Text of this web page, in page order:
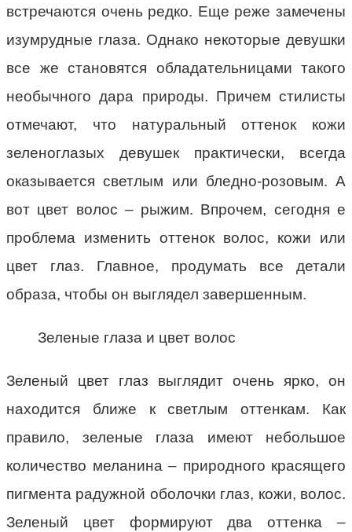
встречаются очень редко. Еще реже замечены
изумрудные глаза. Однако некоторые девушки
все же становятся обладательницами такого
необычного дара природы. Причем стилисты
отмечают, что натуральный оттенок кожи
зеленоглазых девушек практически, всегда
оказывается светлым или бледно-розовым. А
вот цвет волос – рыжим. Впрочем, сегодня е
проблема изменить оттенок волос, кожи или
цвет глаз. Главное, продумать все детали
образа, чтобы он выглядел завершенным.
Зеленые глаза и цвет волос
Зеленый цвет глаз выглядит очень ярко, он
находится ближе к светлым оттенкам. Как
правило, зеленые глаза имеют небольшое
количество меланина – природного красящего
пигмента радужной оболочки глаз, кожи, волос.
Зеленый цвет формируют два оттенка –